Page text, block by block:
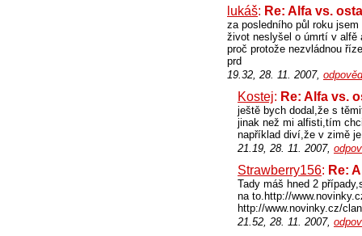
lukáš: Re: Alfa vs.
za posledního půl roku
život neslyšel o úmrtí v alfě
proč protože nezvládnou
prd
19.32, 28. 11. 2007,
Kostej: Re: Alfa vs.
ještě bych dodal,že s
jinak než mi alfisti,tím
například diví,že v zimě
21.19, 28. 11. 2007,
Strawberry156: Re:
Tady máš hned 2
na to.http://
http://www.novinky.cz/
21.52, 28. 11. 2007,